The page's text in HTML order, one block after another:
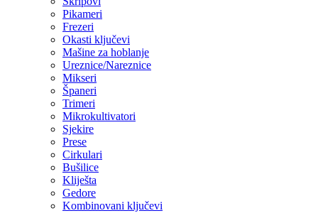
Pikameri
Frezeri
Okasti ključevi
Mašine za hoblanje
Ureznice/Nareznice
Mikseri
Španeri
Trimeri
Mikrokultivatori
Sjekire
Prese
Cirkulari
Bušilice
Kliješta
Gedore
Kombinovani ključevi